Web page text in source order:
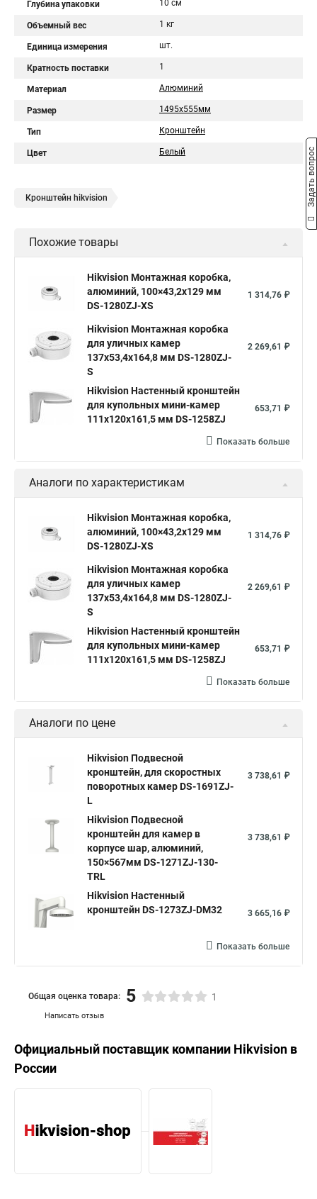
Глубина упаковки 10 см
Объемный вес 1 кг
Единица измерения шт.
Кратность поставки 1
Материал Алюминий
Размер 1495х555мм
Тип Кронштейн
Цвет Белый
Кронштейн hikvision
Похожие товары
Hikvision Монтажная коробка,
алюминий, 100×43,2x129 мм
DS-1280ZJ-XS
1 314,76 ₽
Hikvision Монтажная коробка
для уличных камер
137x53,4x164,8 мм DS-1280ZJ-
S
2 269,61 ₽
Hikvision Настенный кронштейн
для купольных мини-камер
111x120x161,5 мм DS-1258ZJ
653,71 ₽
Показать больше
Аналоги по характеристикам
Hikvision Монтажная коробка,
алюминий, 100×43,2x129 мм
DS-1280ZJ-XS
1 314,76 ₽
Hikvision Монтажная коробка
для уличных камер
137x53,4x164,8 мм DS-1280ZJ-
S
2 269,61 ₽
Hikvision Настенный кронштейн
для купольных мини-камер
111x120x161,5 мм DS-1258ZJ
653,71 ₽
Показать больше
Аналоги по цене
Hikvision Подвесной
кронштейн, для скоростных
поворотных камер DS-1691ZJ-
L
3 738,61 ₽
Hikvision Подвесной
кронштейн для камер в
корпусе шар, алюминий,
150×567мм DS-1271ZJ-130-
TRL
3 738,61 ₽
Hikvision Настенный
кронштейн DS-1273ZJ-DM32
3 665,16 ₽
Показать больше
Написать отзыв
Общая оценка товара: 5 1
Официальный поставщик компании Hikvision в
России
Задать вопрос